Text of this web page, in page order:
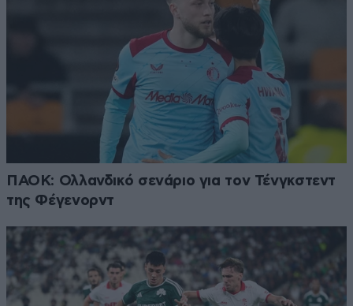
ΠΑΟΚ: Ολλανδικό σενάριο για τον Τένγκστεντ
της Φέγενορντ